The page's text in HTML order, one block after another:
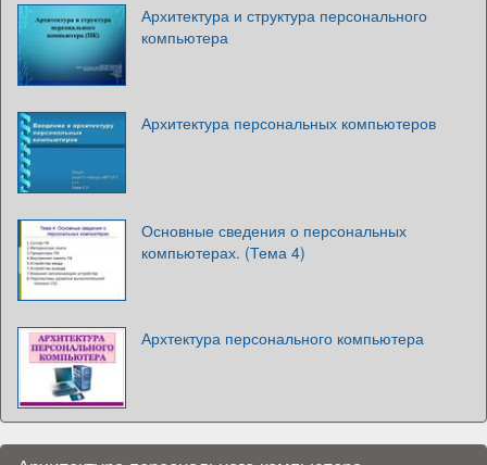
Архитектура и структура персонального
компьютера
Архитектура персональных компьютеров
Основные сведения о персональных
компьютерах. (Тема 4)
Архтектура персонального компьютера